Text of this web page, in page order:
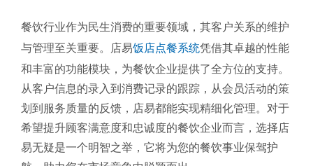
餐饮行业作为民生消费的重要领域，其客户关系的维护
与管理至关重要。店易饭店点餐系统凭借其卓越的性能
和丰富的功能模块，为餐饮企业提供了全方位的支持。
从客户信息的录入到消费记录的跟踪，从会员活动的策
划到服务质量的反馈，店易都能实现精细化管理。对于
希望提升顾客满意度和忠诚度的餐饮企业而言，选择店
易无疑是一个明智之举，它将为您的餐饮事业保驾护